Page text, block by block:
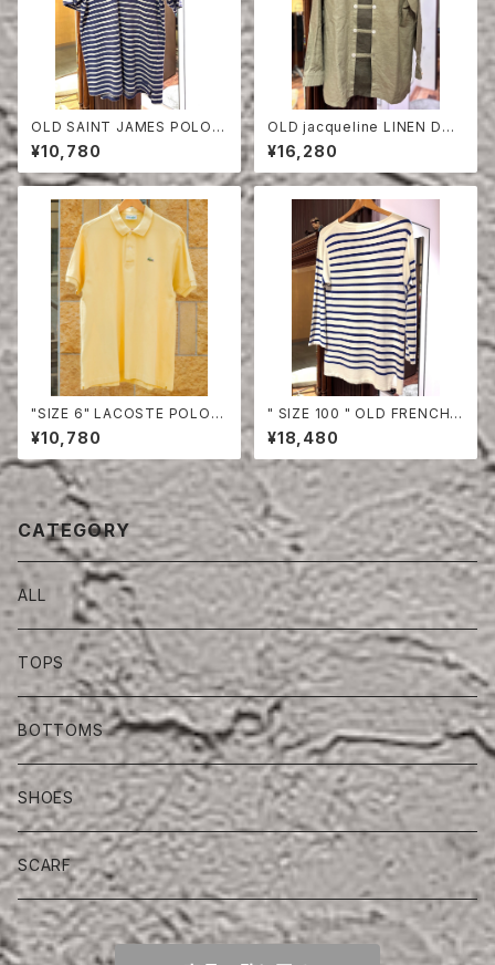
OLD SAINT JAMES POLO S
HIRT
¥10,780
OLD jacqueline LINEN DO
UBLE BREASTED SHIRT
¥16,280
"SIZE 6" LACOSTE POLO S
HIRT
¥10,780
" SIZE 100 " OLD FRENCH
NAVY BORDER CUT-SEW
¥18,480
CATEGORY
ALL
TOPS
BOTTOMS
SHOES
SCARF